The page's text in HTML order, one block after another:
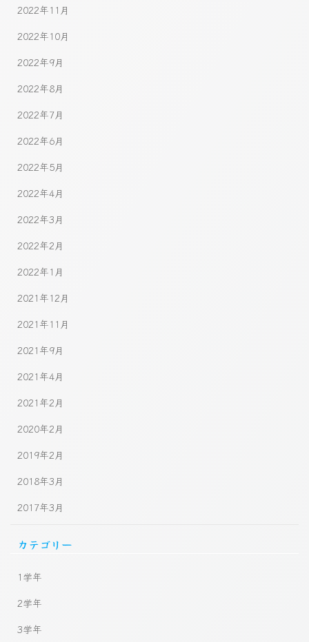
2022年11月
2022年10月
2022年9月
2022年8月
2022年7月
2022年6月
2022年5月
2022年4月
2022年3月
2022年2月
2022年1月
2021年12月
2021年11月
2021年9月
2021年4月
2021年2月
2020年2月
2019年2月
2018年3月
2017年3月
カテゴリー
1学年
2学年
3学年